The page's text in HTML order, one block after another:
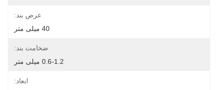
عرض بند:
40 میلی متر
ضخامت بند:
0.6-1.2 میلی متر
ابعاد: